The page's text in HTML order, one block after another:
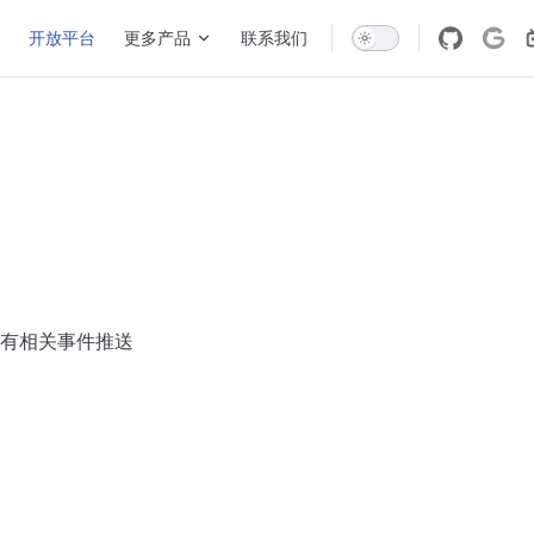
开放平台 更多产品 联系我们
相关事件推送